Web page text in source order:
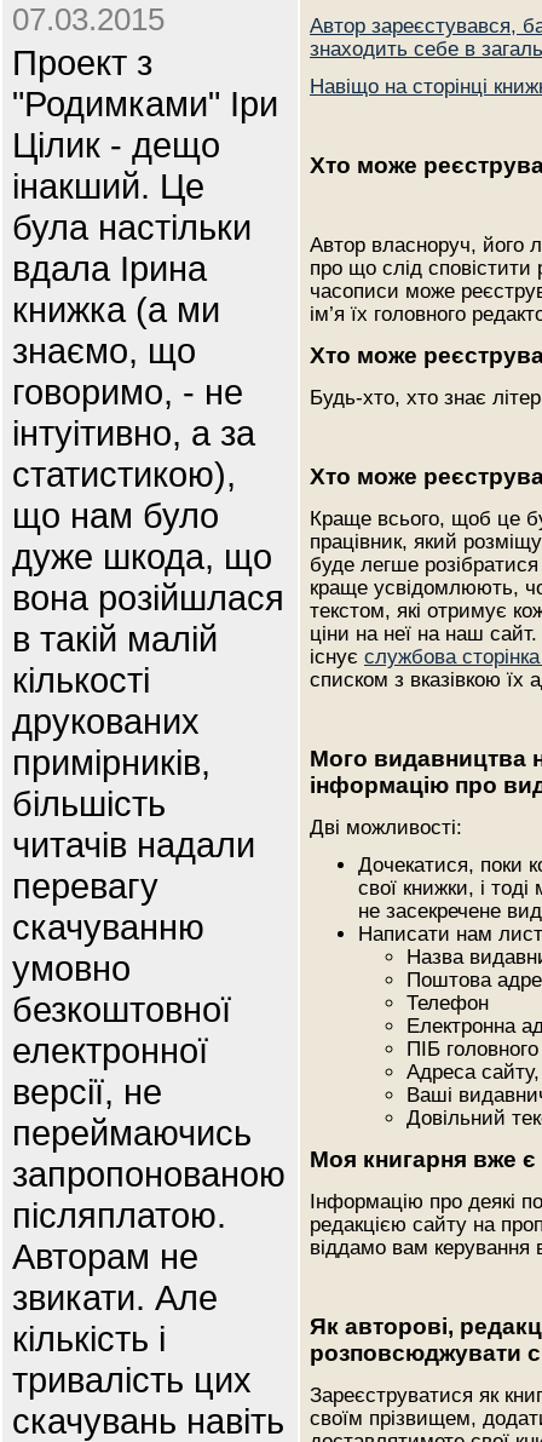
07.03.2015
Проект з
"Родимками" Іри
Цілик - дещо
інакший. Це
була настільки
вдала Ірина
книжка (а ми
знаємо, що
говоримо, - не
інтуітивно, а за
статистикою),
що нам було
дуже шкода, що
вона розійшлася
в такій малій
кількості
друкованих
примірників,
більшість
читачів надали
перевагу
скачуванню
умовно
безкоштовної
електронної
версії, не
переймаючись
запропонованою
післяплатою.
Авторам не
звикати. Але
кількість і
тривалість цих
скачувань навіть
Автор зареєстувався,
знаходить себе в
Навіщо на сторінці
Хто може
Автор власноруч, його
про що слід
часописи може
ім’я їх головного
Хто може
Будь-хто, хто знає
Хто може
Краще всього, щоб це
працівник, який
буде легше
краще усвідомлюють,
текстом, які отримує
ціни на неї на наш
існує службова
списком з вказівкою їх
Мого видавництва
інформацію про
Дві можливості:
Дочекатися, поки
свої книжки, і
не засекречене
Написати нам
Назва
Поштова
Телефон
Електронна
ПІБ
Адреса
Ваші
Довільний
Моя книгарня вже є
Інформацію про деякі
редакцією сайту на
віддамо вам
Як авторові,
розповсюджувати
Зареєструватися як
своїм прізвищем,